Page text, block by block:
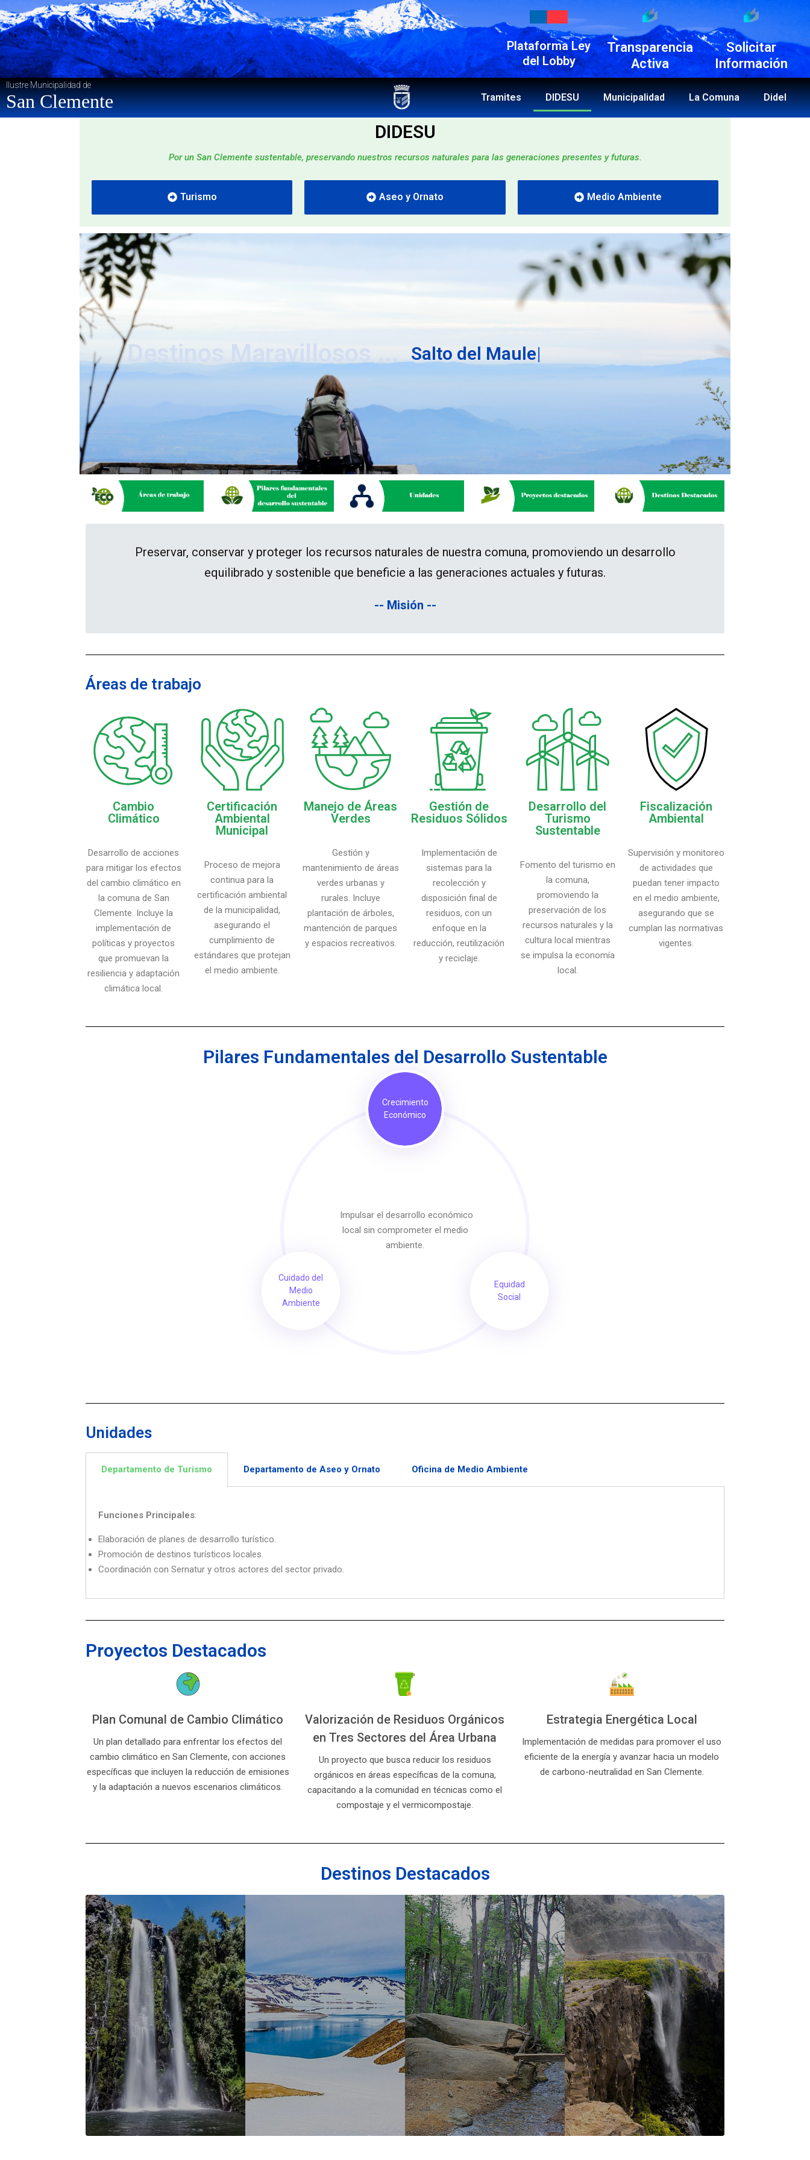
Plataforma Ley
del Lobby
Transparencia
Activa
Solicitar
Información
Ilustre Municipalidad de
San Clemente Tramites DIDESU Municipalidad La Comuna Didel
DIDESU
Por un San Clemente sustentable, preservando nuestros recursos naturales para las generaciones presentes y futuras.
Turismo Aseo y Ornato Medio Ambiente
Destinos Maravillosos ... |
Preservar, conservar y proteger los recursos naturales de nuestra comuna, promoviendo un desarrollo
equilibrado y sostenible que beneficie a las generaciones actuales y futuras.
-- Misión --
Áreas de trabajo
Cambio
Climático
Desarrollo de acciones
para mitigar los efectos
del cambio climático en
la comuna de San
Clemente. Incluye la
implementación de
políticas y proyectos
que promuevan la
resiliencia y adaptación
climática local.
Certificación
Ambiental
Municipal
Proceso de mejora
continua para la
certificación ambiental
de la municipalidad,
asegurando el
cumplimiento de
estándares que protejan
el medio ambiente.
Manejo de Áreas
Verdes
Gestión y
mantenimiento de áreas
verdes urbanas y
rurales. Incluye
plantación de árboles,
mantención de parques
y espacios recreativos.
Gestión de
Residuos Sólidos
Implementación de
sistemas para la
recolección y
disposición final de
residuos, con un
enfoque en la
reducción, reutilización
y reciclaje.
Desarrollo del
Turismo
Sustentable
Fomento del turismo en
la comuna,
promoviendo la
preservación de los
recursos naturales y la
cultura local mientras
se impulsa la economía
local.
Fiscalización
Ambiental
Supervisión y monitoreo
de actividades que
puedan tener impacto
en el medio ambiente,
asegurando que se
cumplan las normativas
vigentes.
Pilares Fundamentales del Desarrollo Sustentable
Crecimiento
Económico
Impulsar el desarrollo económico
local sin comprometer el medio
ambiente.
Equidad
Social
Cuidado del
Medio
Ambiente
Unidades
Departamento de Turismo Departamento de Aseo y Ornato Oficina de Medio Ambiente
Funciones Principales:
Elaboración de planes de desarrollo turístico.
Promoción de destinos turísticos locales.
Coordinación con Sernatur y otros actores del sector privado.
Proyectos Destacados
Plan Comunal de Cambio Climático
Un plan detallado para enfrentar los efectos del
cambio climático en San Clemente, con acciones
específicas que incluyen la reducción de emisiones
y la adaptación a nuevos escenarios climáticos.
Valorización de Residuos Orgánicos
en Tres Sectores del Área Urbana
Un proyecto que busca reducir los residuos
orgánicos en áreas específicas de la comuna,
capacitando a la comunidad en técnicas como el
compostaje y el vermicompostaje.
Estrategia Energética Local
Implementación de medidas para promover el uso
eficiente de la energía y avanzar hacia un modelo
de carbono-neutralidad en San Clemente.
Destinos Destacados